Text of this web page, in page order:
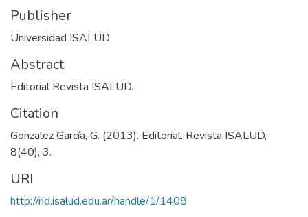
Publisher
Universidad ISALUD
Abstract
Editorial Revista ISALUD.
Citation
Gonzalez García, G. (2013). Editorial. Revista ISALUD,
8(40), 3.
URI
http://rid.isalud.edu.ar/handle/1/1408